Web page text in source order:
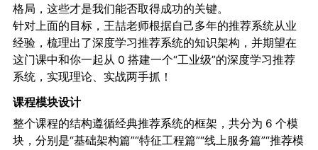
格局，这些才是我们能否取得成功的关键。
针对上面的目标，王喆老师根据自己多年的推荐系统从业
经验，梳理出了深度学习推荐系统的知识架构，并期望在
这门课中和你一起从 0 搭建一个“工业级”的深度学习推荐
系统，实现理论、实战两手抓！
课程模块设计
整个课程的结构遵循经典推荐系统的框架，共分为 6 个模
块，分别是“基础架构篇”“特征工程篇”“线上服务篇”“推荐模